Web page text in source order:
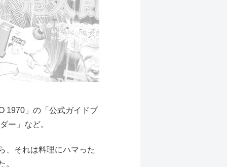
1970」の「公式ガイドブ
ー」など。
それは料理にハマった
。